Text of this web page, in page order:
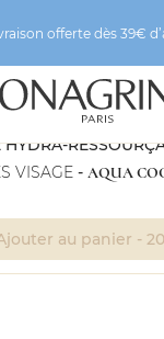
offerte dès 39€
a été ajouté à
HYDRA-
VISAGE - AQUA
au panier -